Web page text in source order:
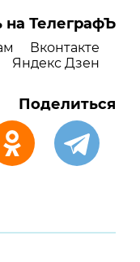
ТелеграфЪ
Вконтакте
Яндекс Дзен
Поделиться